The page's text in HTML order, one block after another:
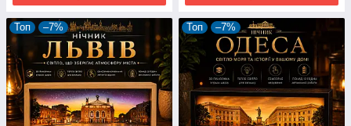
Топ –7% Топ –7%